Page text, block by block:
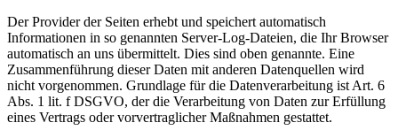
Der Provider der Seiten erhebt und speichert automatisch
Informationen in so genannten Server-Log-Dateien, die Ihr Browser
automatisch an uns übermittelt. Dies sind oben genannte. Eine
Zusammenführung dieser Daten mit anderen Datenquellen wird
nicht vorgenommen. Grundlage für die Datenverarbeitung ist Art. 6
Abs. 1 lit. f DSGVO, der die Verarbeitung von Daten zur Erfüllung
eines Vertrags oder vorvertraglicher Maßnahmen gestattet.